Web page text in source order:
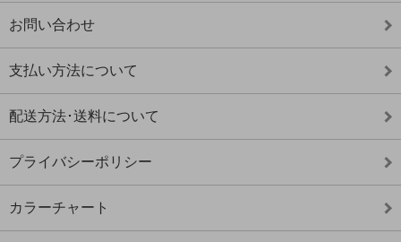
お問い合わせ
支払い方法について
配送方法･送料について
プライバシーポリシー
カラーチャート